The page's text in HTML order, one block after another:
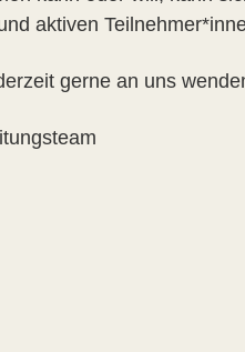
aktiven
gerne an uns